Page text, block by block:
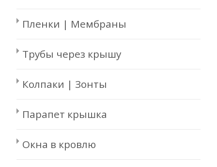
Пленки | Мембраны
Трубы через крышу
Колпаки | Зонты
Парапет крышка
Окна в кровлю